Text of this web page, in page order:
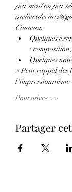
par mail ou par
Contenu:
Quelques
:
Quelques
> Petit rappel des
l'impressionnisme
Poursuivre >>
Partager